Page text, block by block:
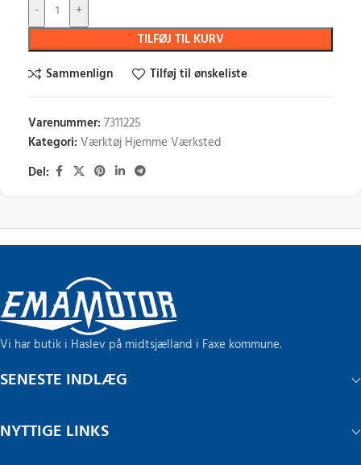
-
+
TILFØJ TIL KURV
Sammenlign
Tilføj til ønskeliste
Varenummer: 7311225
Kategori: Værktøj Hjemme Værksted
Del:
Vi har butik i Haslev på midtsjælland i Faxe kommune.
SENESTE INDLÆG
NYTTIGE LINKS